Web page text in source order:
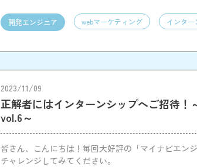
開発エンジニア webマーケティング インタ
2023/11/09
正解者にはインターンシップへご招待
vol.6～
皆さん、こんにちは！毎回大好評の「マイナビエン
チャレンジしてみてください。